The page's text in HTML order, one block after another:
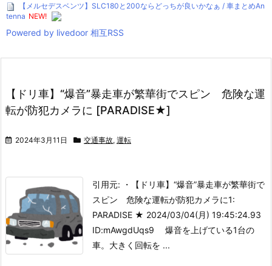
【メルセデスベンツ】SLC180と200ならどっちが良いかなぁ / 車まとめAn
tenna NEW!
Powered by livedoor 相互RSS
【ドリ車】“爆音”暴走車が繁華街でスピン 危険な運
転が防犯カメラに [PARADISE★]
2024年3月11日 交通事故, 運転
引用元: ・【ドリ車】“爆音”暴走車が繁華街で
スピン 危険な運転が防犯カメラに1:
PARADISE ★ 2024/03/04(月) 19:45:24.93
ID:mAwgdUqs9 爆音を上げている1台の
車。大きく回転を ...